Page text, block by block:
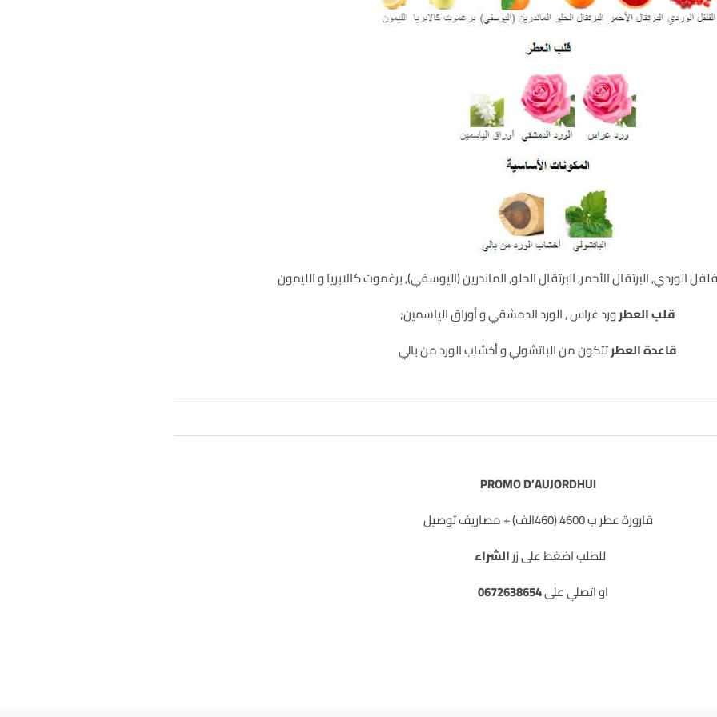
الوردي, البرتقال الأحمر, البرتقال الحلو, الماندرين (اليوسفي), برغموت كالابريا و الليمون
قلب العطرورد غراس , الورد الدمشقي و أوراق الياسمين;
قاعدة العطرتتكون من الباتشولي و أخشاب الورد من بالي
PROMO D’AUJORDHUI
قارورة عطر ب 4600 (460الف) + مصاريف توصيل
للطلب اضغط على زرالشراء
او اتصلي على0672638654